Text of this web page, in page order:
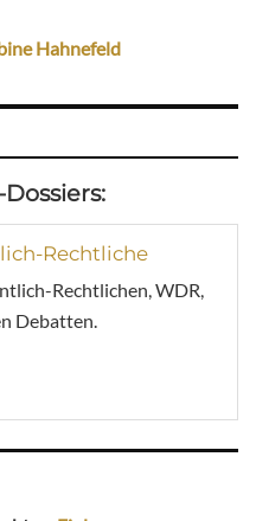
Hahnefeld
Rechtliche
Rechtlichen, WDR,
Debatten.